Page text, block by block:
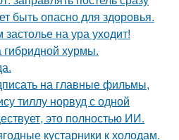
быть опасно для здоровья.
на ура уходит!
гибридной хурмы.
на главные фильмы,
тиллу норвуд с одной
это полностью ИИ.
кустарники к холодам.